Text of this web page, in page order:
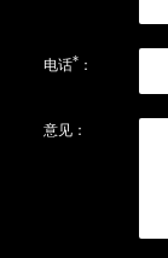
电话* ：
意见：